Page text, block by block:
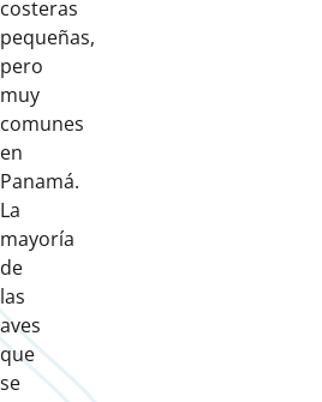
costeras
pequeñas,
pero
muy
comunes
en
Panamá.
La
mayoría
de
las
aves
que
se